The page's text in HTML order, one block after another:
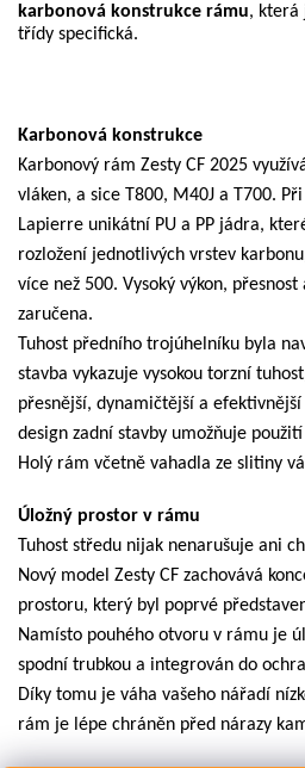
karbonová konstrukce rámu, která
třídy specifická.
Karbonová konstrukce
Karbonový rám Zesty CF 2025
vláken, a sice T800, M40J a T700.
Lapierre unikátní PU a PP jádra,
rozložení jednotlivých vrstev
více než 500. Vysoký výkon,
zaručena.
Tuhost předního trojúhelníku byla
stavba vykazuje vysokou torzní
přesnější, dynamičtější a
design zadní stavby umožňuje
Holý rám včetně vahadla ze slitiny
Úložný prostor v rámu
Tuhost středu nijak nenarušuje ani
Nový model Zesty CF zachovává
prostoru, který byl poprvé
Namísto pouhého otvoru v rámu je
spodní trubkou a integrován do
Díky tomu je váha vašeho nářadí
rám je lépe chráněn před nárazy